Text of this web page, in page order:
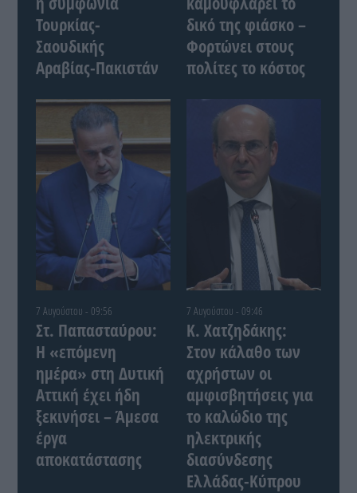
Τουρκίας-
Σαουδικής
Αραβίας-Πακιστάν
δικό της φιάσκο –
Φορτώνει στους
πολίτες το κόστος
7 Αυγούστου - 09:56
Στ. Παπασταύρου:
Η «επόμενη
ημέρα» στη Δυτική
Αττική έχει ήδη
ξεκινήσει – Άμεσα
έργα
αποκατάστασης
7 Αυγούστου - 09:46
Κ. Χατζηδάκης:
Στον κάλαθο των
αχρήστων οι
αμφισβητήσεις για
το καλώδιο της
ηλεκτρικής
διασύνδεσης
Ελλάδας-Κύπρου